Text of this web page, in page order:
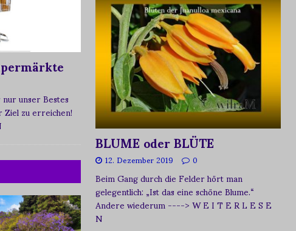
unser Bestes
Ziel zu erreichen!
BLUME oder BLÜTE
12. Dezember 2019 0
Beim Gang durch die Felder hört man
gelegentlich: „Ist das eine schöne Blume.“
Andere wiederum----> W E I T E R L E S E
N